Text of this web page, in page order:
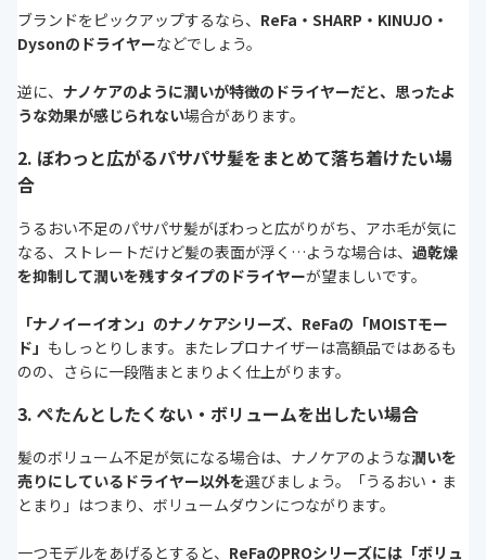
ブランドをピックアップするなら、 ReFa・SHARP・KINUJO・
Dysonのドライヤーなどでしょう。
逆に、 ナノケアのように潤いが特徴のドライヤーだと、思ったよ
うな効果が感じられない場合があります。
2. ぼわっと広がるパサパサ髪をまとめて落ち着けたい場
合
うるおい不足のパサパサ髪がぼわっと広がりがち、アホ毛が気に
なる、ストレートだけど髪の表面が浮く…ような場合は、 過乾燥
を抑制して潤いを残すタイプのドライヤーが望ましいです。
「ナノイーイオン」のナノケアシリーズ、ReFaの「MOISTモー
ド」 もしっとりします。またレプロナイザーは高額品ではあるも
のの、さらに一段階まとまりよく仕上がります。
3. ぺたんとしたくない・ボリュームを出したい場合
髪のボリューム不足が気になる場合は、ナノケアのような潤いを
売りにしているドライヤー以外を選びましょう。「うるおい・ま
とまり」はつまり、ボリュームダウンにつながります。
一つモデルをあげるとすると、 ReFaのPROシリーズには「ボリュ